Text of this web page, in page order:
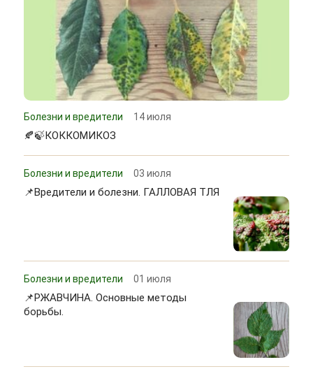
Болезни и вредители 14 июля
🍂🍃КОККОМИКОЗ
Болезни и вредители 03 июля
📌Вредители и болезни. ГАЛЛОВАЯ ТЛЯ
Болезни и вредители 01 июля
📌РЖАВЧИНА. Основные методы
борьбы.